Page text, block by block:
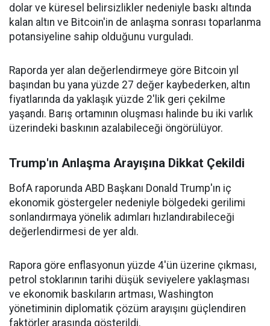
dolar ve küresel belirsizlikler nedeniyle baskı altında
kalan altın ve Bitcoin'in de anlaşma sonrası toparlanma
potansiyeline sahip olduğunu vurguladı.
Raporda yer alan değerlendirmeye göre Bitcoin yıl
başından bu yana yüzde 27 değer kaybederken, altın
fiyatlarında da yaklaşık yüzde 2'lik geri çekilme
yaşandı. Barış ortamının oluşması halinde bu iki varlık
üzerindeki baskının azalabileceği öngörülüyor.
Trump'ın Anlaşma Arayışına Dikkat Çekildi
BofA raporunda ABD Başkanı Donald Trump'ın iç
ekonomik göstergeler nedeniyle bölgedeki gerilimi
sonlandırmaya yönelik adımları hızlandırabileceği
değerlendirmesi de yer aldı.
Rapora göre enflasyonun yüzde 4'ün üzerine çıkması,
petrol stoklarının tarihi düşük seviyelere yaklaşması
ve ekonomik baskıların artması, Washington
yönetiminin diplomatik çözüm arayışını güçlendiren
faktörler arasında gösterildi.